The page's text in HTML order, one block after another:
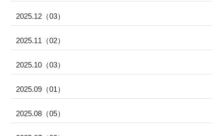
2025.12（03）
2025.11（02）
2025.10（03）
2025.09（01）
2025.08（05）